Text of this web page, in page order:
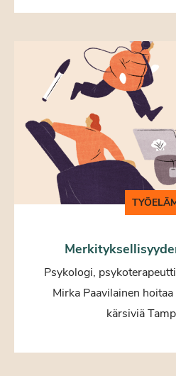
Psykologi,
Mirka Paavilainen
kärsiviä